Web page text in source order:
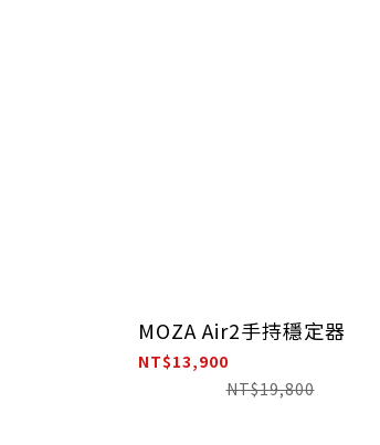
MOZA Air2手持穩定器
NT$13,900
NT$19,800